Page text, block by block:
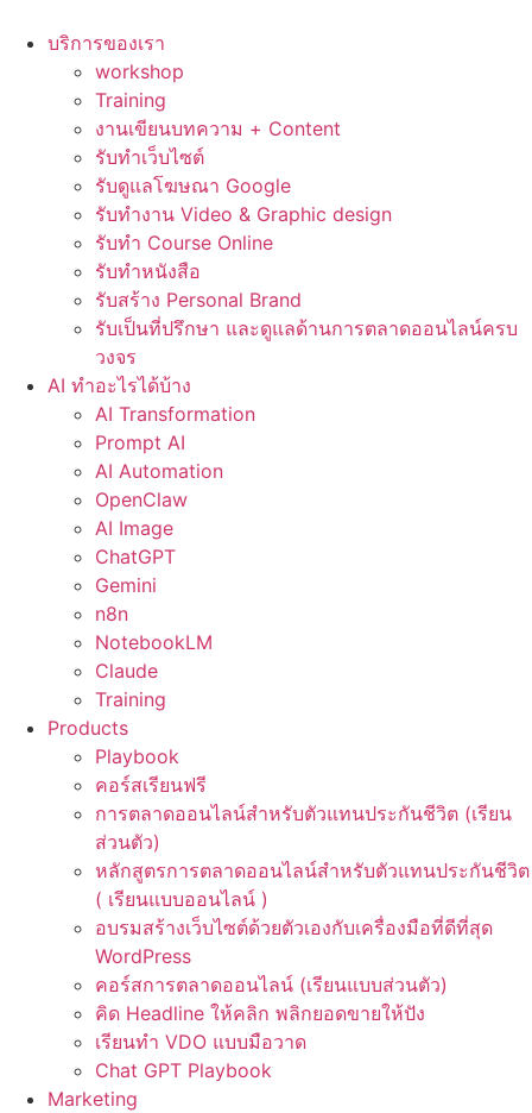
บริการของเรา
workshop
Training
งานเขียนบทความ + Content
รับทำเว็บไซต์
รับดูแลโฆษณา Google
รับทำงาน Video & Graphic design
รับทำ Course Online
รับทำหนังสือ
รับสร้าง Personal Brand
รับเป็นที่ปรึกษา และดูแลด้านการตลาดออนไลน์ครบ
วงจร
AI ทำอะไรได้บ้าง
AI Transformation
Prompt AI
AI Automation
OpenClaw
AI Image
ChatGPT
Gemini
n8n
NotebookLM
Claude
Training
Products
Playbook
คอร์สเรียนฟรี
การตลาดออนไลน์สำหรับตัวแทนประกันชีวิต (เรียน
ส่วนตัว)
หลักสูตรการตลาดออนไลน์สำหรับตัวแทนประกันชีวิต
( เรียนแบบออนไลน์ )
อบรมสร้างเว็บไซต์ด้วยตัวเองกับเครื่องมือที่ดีที่สุด
WordPress
คอร์สการตลาดออนไลน์ (เรียนแบบส่วนตัว)
คิด Headline ให้คลิก พลิกยอดขายให้ปัง
เรียนทำ VDO แบบมือวาด
Chat GPT Playbook
Marketing